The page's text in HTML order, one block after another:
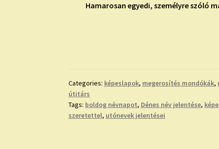
Hamarosan egyedi, személyre szóló
Categories: képeslapok, megerosítés mondókák,
útitárs
Tags: boldog névnapot, Dénes név jelentése,
szeretettel, utónevek jelentései